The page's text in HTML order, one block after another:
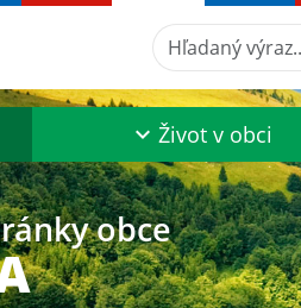
Hľadaný výraz...
Život v obci
obce